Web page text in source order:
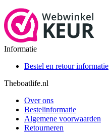
Informatie
Bestel en retour informatie
Theboatlife.nl
Over ons
Bestelinformatie
Algemene voorwaarden
Retourneren